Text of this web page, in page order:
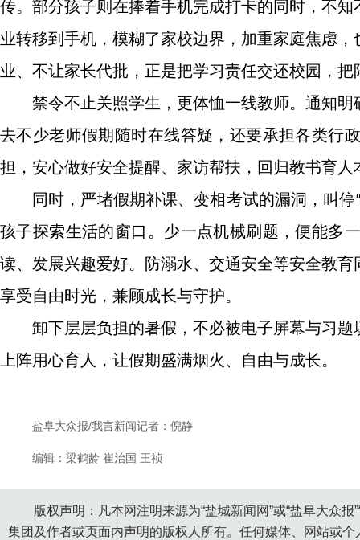
传。部分孩子则在捧着手机完成打卡的同时，不
业转移到手机，模糊了家校边界，加重家庭焦虑
业、不让家长代批，正是把学习责任交还校园，
禁令不止关照学生，更体恤一线教师。通知
去不少老师假期随时在线答疑，还要承担各类行
担，安心做好安全提醒、家访帮扶，回归教书育人
同时，严堵假期补课、变相考试的漏洞，叫
孩子探索生活的窗口。少一点机械刷题，便能多
读、发展兴趣爱好。防溺水、交通安全等安全教
享受自由时光，兼顾成长与守护。
卸下层层负担的暑假，不必被电子屏幕与习
上阵用心育人，让假期盛满烟火、自由与成长。
盐阜大众报/我言新闻记者：倪静
编辑：梁鹤龄 崔治国 王祯
版权声明：凡本网注明来源为“盐城新闻网”或“盐阜大众
集团及作者或页面内声明的版权人所有。任何媒体、网站或